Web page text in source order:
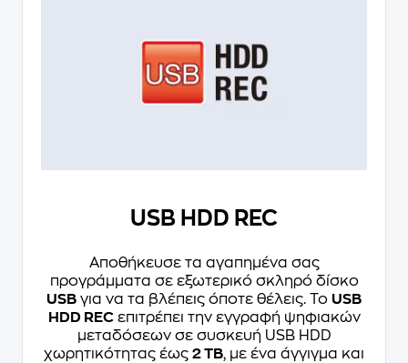
USB HDD REC
Αποθήκευσε τα αγαπημένα σας
προγράμματα σε εξωτερικό σκληρό δίσκο
USB για να τα βλέπεις όποτε θέλεις. Το USB
HDD RECεπιτρέπει την εγγραφή ψηφιακών
μεταδόσεων σε συσκευή USB HDD
χωρητικότητας έως 2 TB, με ένα άγγιγμα και